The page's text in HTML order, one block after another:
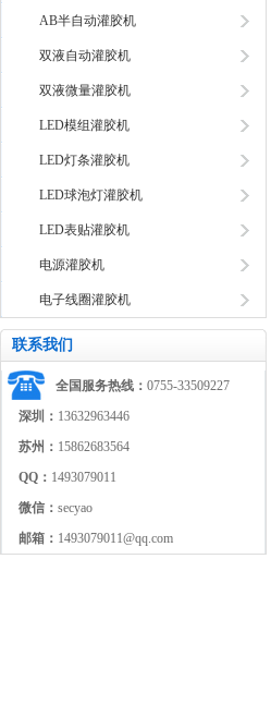
AB半自动灌胶机
双液自动灌胶机
双液微量灌胶机
LED模组灌胶机
LED灯条灌胶机
LED球泡灯灌胶机
LED表贴灌胶机
电源灌胶机
电子线圈灌胶机
联系我们
全国服务热线： 0755-33509227
深圳： 13632963446
苏州： 15862683564
QQ： 1493079011
微信： secyao
邮箱： 1493079011@qq.com